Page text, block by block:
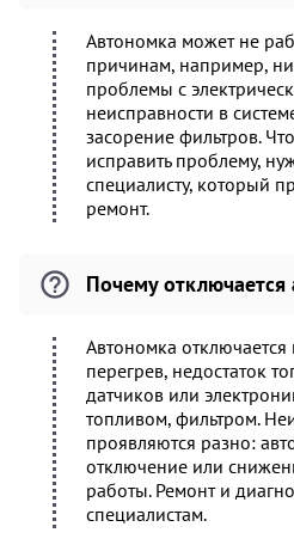
Автономка может не
причинам, например,
проблемы с
неисправности в
засорение фильтров.
исправить проблему,
специалисту, который
ремонт.
Почему отключается
Автономка
перегрев, недостаток
датчиков или
топливом, фильтром.
проявляются разно:
отключение или
работы. Ремонт и
специалистам.